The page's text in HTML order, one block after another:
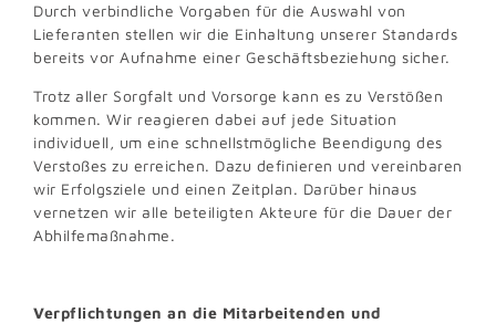
Durch verbindliche Vorgaben für die Auswahl von
Lieferanten stellen wir die Einhaltung unserer Standards
bereits vor Aufnahme einer Geschäftsbeziehung sicher.
Trotz aller Sorgfalt und Vorsorge kann es zu Verstößen
kommen. Wir reagieren dabei auf jede Situation
individuell, um eine schnellstmögliche Beendigung des
Verstoßes zu erreichen. Dazu definieren und vereinbaren
wir Erfolgsziele und einen Zeitplan. Darüber hinaus
vernetzen wir alle beteiligten Akteure für die Dauer der
Abhilfemaßnahme.
Verpflichtungen an die Mitarbeitenden und